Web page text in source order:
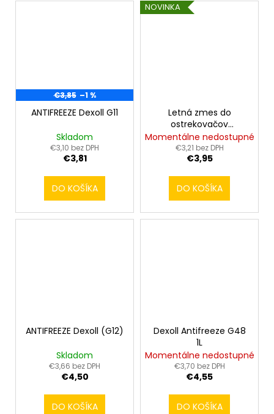
€3,85 –1 %
ANTIFREEZE Dexoll G11
Skladom
€3,10 bez DPH
€3,81
DO KOŠÍKA
NOVINKA
Letná zmes do
ostrekovačov
CARLSON NANO 4L
Momentálne nedostupné
€3,21 bez DPH
€3,95
DO KOŠÍKA
ANTIFREEZE Dexoll (G12)
Skladom
€3,66 bez DPH
€4,50
DO KOŠÍKA
Dexoll Antifreeze G48
1L
Momentálne nedostupné
€3,70 bez DPH
€4,55
DO KOŠÍKA